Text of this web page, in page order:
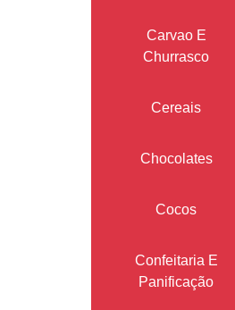
Carvao E
Churrasco
Cereais
Chocolates
Cocos
Confeitaria E
Panificação